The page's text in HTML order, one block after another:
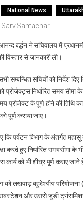
National News
Sarv Samachar
बर्द्धन ने सचिवालय में
विस्तार से जानकारी ली।
सम्बन्धित सचिवों को निर्देश
प्रोजेक्ट्स निर्धारित समय
के पूर्ण होने की तिथि का
पूर्ण कराया जाए।
कि पर्यटन विभाग के अंतर्गत
करते हुए निर्धारित समयसीमा
कार्य को भी शीघ्र पूूर्ण कराए
को लखवाड़ बहुद्देश्यीय
सबस्टेशन और उससे जुड़ी